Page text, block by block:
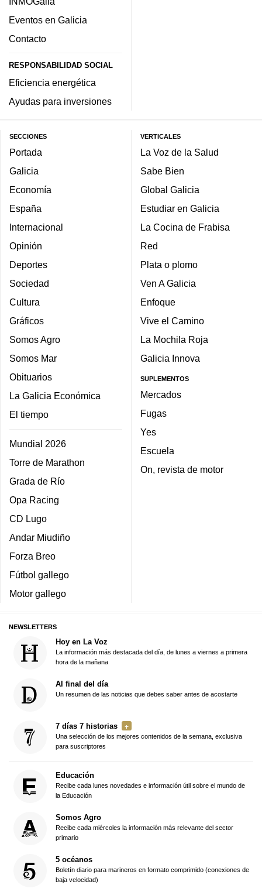
Eventos en Galicia
Contacto
RESPONSABILIDAD SOCIAL
Eficiencia energética
Ayudas para inversiones
SECCIONES
Portada
Galicia
Economía
España
Internacional
Opinión
Deportes
Sociedad
Cultura
Gráficos
Somos Agro
Somos Mar
Obituarios
La Galicia Económica
El tiempo
Mundial 2026
Torre de Marathon
Grada de Río
Opa Racing
CD Lugo
Andar Miudiño
Forza Breo
Fútbol gallego
Motor gallego
VERTICALES
La Voz de la Salud
Sabe Bien
Global Galicia
Estudiar en Galicia
La Cocina de Frabisa
Red
Plata o plomo
Ven A Galicia
Enfoque
Vive el Camino
La Mochila Roja
Galicia Innova
SUPLEMENTOS
Mercados
Fugas
Yes
Escuela
On, revista de motor
NEWSLETTERS
Hoy en La Voz
La información más destacada del día, de lunes a viernes a primera
hora de la mañana
Al final del día
Un resumen de las noticias que debes saber antes de acostarte
7 días 7 historias
Una selección de los mejores contenidos de la semana, exclusiva
para suscriptores
Educación
Recibe cada lunes novedades e información útil sobre el mundo de
la Educación
Somos Agro
Recibe cada miércoles la información más relevante del sector
primario
5 océanos
Boletín diario para marineros en formato comprimido (conexiones de
baja velocidad)